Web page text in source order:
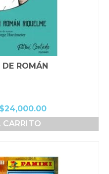
ROMÁN
El
$24,000.00El
precio
CARRITO